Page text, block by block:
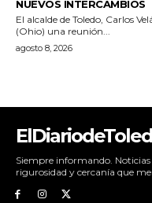
NUEVOS INTERCAMBIOS
El alcalde de Toledo, Carlos
(Ohio) una reunión...
agosto 8, 2026
Siempre informando. Noticias
rigurosidad y cercanía que